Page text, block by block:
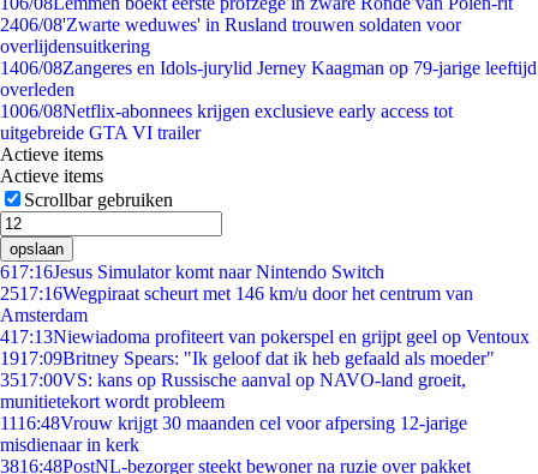
2406/08'Zwarte weduwes' in Rusland trouwen soldaten voor
overlijdensuitkering
1406/08Zangeres en Idols-jurylid Jerney Kaagman op 79-jarige leeftijd
overleden
1006/08Netflix-abonnees krijgen exclusieve early access tot
uitgebreide GTA VI trailer
Actieve items
Actieve items
Scrollbar gebruiken
opslaan
617:16Jesus Simulator komt naar Nintendo Switch
2517:16Wegpiraat scheurt met 146 km/u door het centrum van
Amsterdam
417:13Niewiadoma profiteert van pokerspel en grijpt geel op Ventoux
1917:09Britney Spears: "Ik geloof dat ik heb gefaald als moeder"
3517:00VS: kans op Russische aanval op NAVO-land groeit,
munitietekort wordt probleem
1116:48Vrouw krijgt 30 maanden cel voor afpersing 12-jarige
misdienaar in kerk
3816:48PostNL-bezorger steekt bewoner na ruzie over pakket